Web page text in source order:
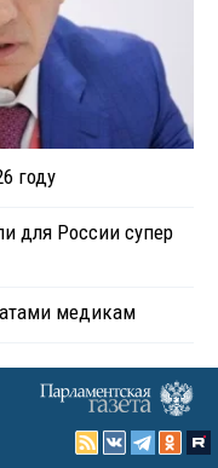
году
для России супер
медикам